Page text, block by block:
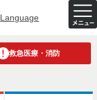
Language
救急医療・消防